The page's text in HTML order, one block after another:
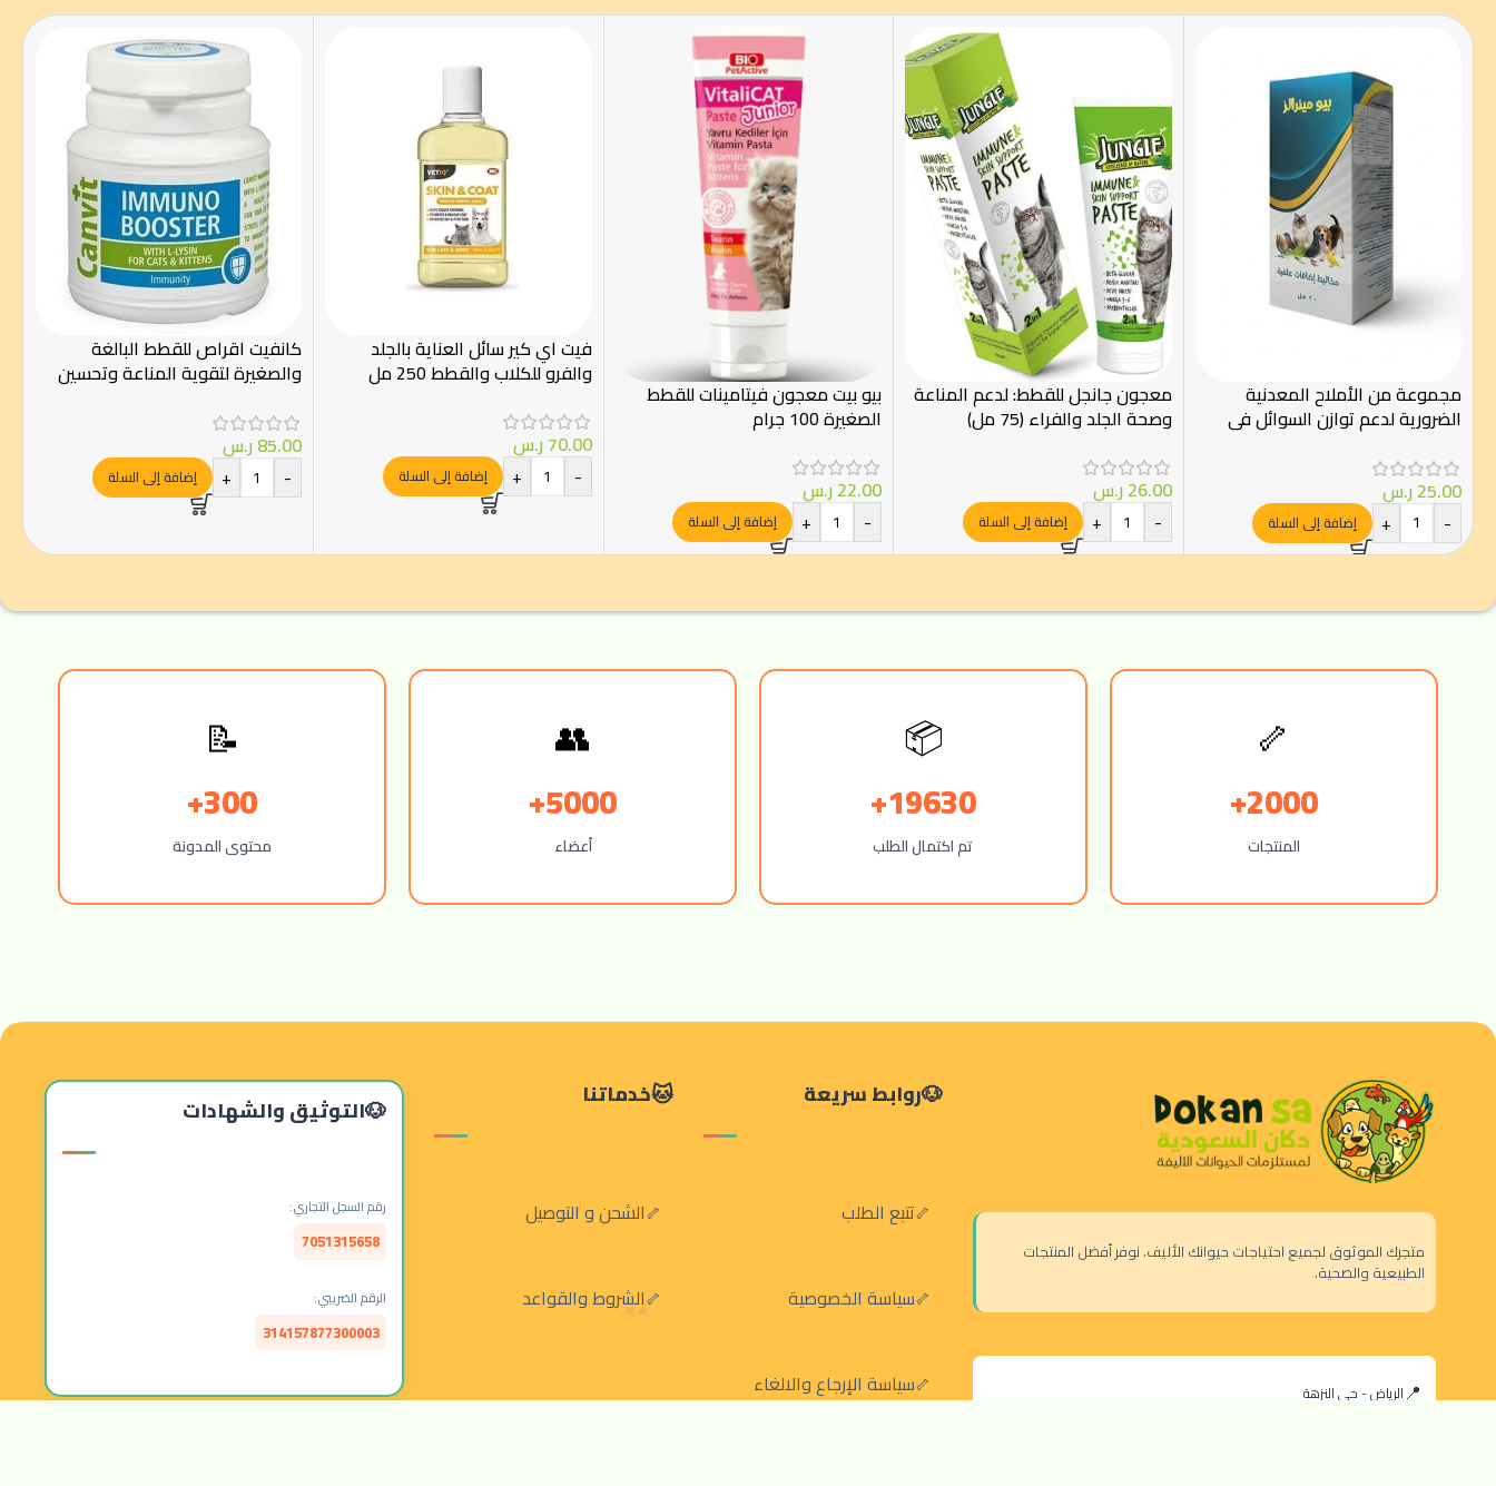
مجموعة من الأملاح المعدنية
الضرورية لدعم توازن السوائل في
حالات الجفاف للقطط والكلاب
والطيور 20ملل
25.00ر.س
-
+ إضافة إلى السلة
معجون جانجل للقطط: لدعم المناعة
وصحة الجلد والفراء (75 مل)
26.00ر.س
-
+ إضافة إلى السلة
بيو بيت معجون فيتامينات للقطط
الصغيرة 100 جرام
22.00ر.س
-
+ إضافة إلى السلة
فيت اي كير سائل العناية بالجلد
والفرو للكلاب والقطط 250 مل
70.00ر.س
-
+ إضافة إلى السلة
كانفيت اقراص للقطط البالغة
والصغيرة لتقوية المناعة وتحسين
85.00ر.س
-
+ إضافة إلى السلة
🦴
2000+
المنتجات
📦
19630+
تم اكتمال الطلب
👥
5000+
أعضاء
📝
300+
محتوى المدونة
متجرك الموثوق لجميع احتياجات حيوانك الأليف. نوفر أفضل المنتجات
الطبيعية والصحية.
الرياض - حي النزهة
روابط سريعة
تتبع الطلب
سياسة الخصوصية
سياسة الإرجاع والالغاء
خدماتنا
الشحن و التوصيل
الشروط والقواعد
التوثيق والشهادات
رقم السجل التجاري:
7051315658
الرقم الضريبي:
314157877300003